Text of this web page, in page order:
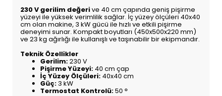
230 V gerilim değerive 40 cm çapında geniş pişirme
yüzeyi ile yüksek verimlilik sağlar. İç yüzey ölçüleri 40x40
cm olan makine, 3 kW gücü ile hızlı ve etkili pişirme
deneyimi sunar. Kompakt boyutları (450x500x220 mm)
ve 23 kg ağırlığı ile kullanışlı ve taşınabilir bir ekipmandır.
Teknik Özellikler
Gerilim:230 V
Pişirme Yüzeyi:40 cm çap
İç Yüzey Ölçüleri:40x40 cm
Güç:3 kW
Termostat Kontrolü:50 °